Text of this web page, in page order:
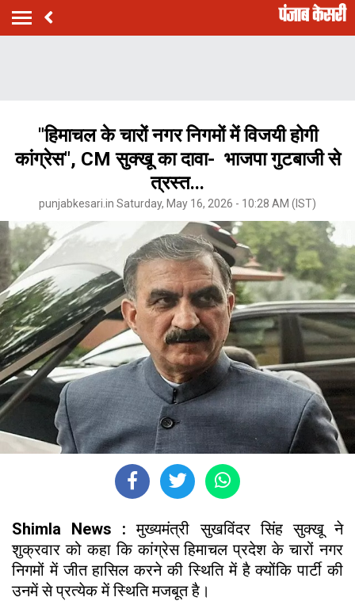
"हिमाचल के चारों नगर निगमों में विजयी होगी
कांग्रेस", CM सुक्खू का दावा- भाजपा गुटबाजी से
त्रस्त...
punjabkesari.in Saturday, May 16, 2026 - 10:28 AM (IST)
Shimla News : मुख्यमंत्री सुखविंदर सिंह सुक्खू ने
शुक्रवार को कहा कि कांग्रेस हिमाचल प्रदेश के चारों नगर
निगमों में जीत हासिल करने की स्थिति में है क्योंकि पार्टी की
उनमें से प्रत्येक में स्थिति मजबूत है।